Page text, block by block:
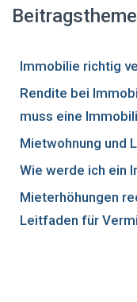
Immobilie richtig
Rendite bei
muss eine
Mietwohnung und
Wie werde ich ein
Mieterhöhungen
Leitfaden für